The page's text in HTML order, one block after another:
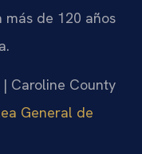
más de 120 años
Caroline County
General de